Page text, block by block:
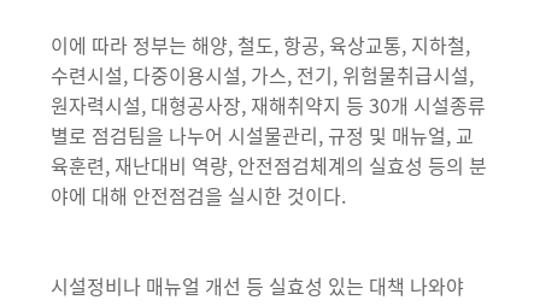
이에 따라 정부는 해양, 철도, 항공, 육상교통, 지하철,
수련시설, 다중이용시설, 가스, 전기, 위험물취급시설,
원자력시설, 대형공사장, 재해취약지 등 30개 시설종류
별로 점검팀을 나누어 시설물관리, 규정 및 매뉴얼, 교
육훈련, 재난대비 역량, 안전점검체계의 실효성 등의 분
야에 대해 안전점검을 실시한 것이다.
시설정비나 매뉴얼 개선 등 실효성 있는 대책 나와야